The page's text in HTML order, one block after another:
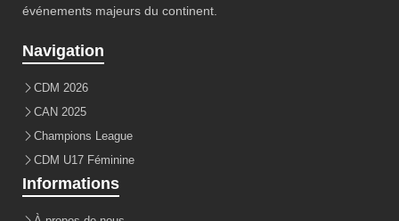
événements majeurs du continent.
Navigation
CDM 2026
CAN 2025
Champions League
CDM U17 Féminine
Informations